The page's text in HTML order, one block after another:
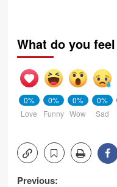
What do you
0%
Love
0%
Funny
0%
Wow
0%
Sad
Previous: